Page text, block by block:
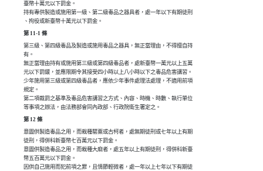
臺幣十萬元以下罰金。
持有專供製造或施用第一級、第二級毒品之器具者，處一年以下有期徒刑
、拘役或新臺幣十萬元以下罰金。
第 11-1 條
第三級、第四級毒品及製造或施用毒品之器具，無正當理由，不得擅自持
有。
無正當理由持有或施用第三級或第四級毒品者，處新臺幣一萬元以上五萬
元以下罰鍰，並應限期令其接受四小時以上八小時以下之毒品危害講習。
少年施用第三級或第四級毒品者，應依少年事件處理法處理，不適用前項
規定。
第二項裁罰之基準及毒品危害講習之方式、內容、時機、時數、執行單位
等事項之辦法，由法務部會同內政部、行政院衛生署定之。
第 12 條
意圖供製造毒品之用，而栽種罌粟或古柯者，處無期徒刑或七年以上有期
徒刑，得併科新臺幣七百萬元以下罰金。
意圖供製造毒品之用，而栽種大麻者，處五年以上有期徒刑，得併科新臺
幣五百萬元以下罰金。
因供自己施用而犯前項之罪，且情節輕微者，處一年以上七年以下有期徒